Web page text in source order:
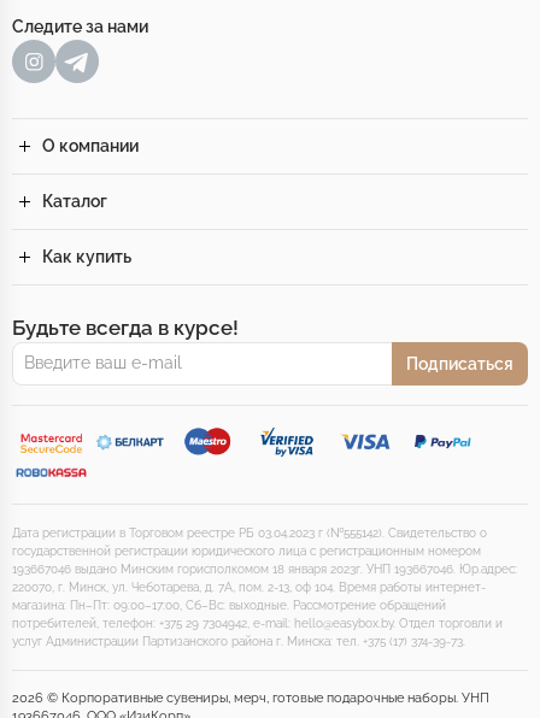
Следите за нами
О компании
Каталог
Как купить
Будьте всегда в курсе!
Подписаться
Дата регистрации в Торговом реестре РБ 03.04.2023 г (№555142). Свидетельство о
государственной регистрации юридического лица с регистрационным номером
193667046 выдано Минским горисполкомом 18 января 2023г. УНП 193667046. Юр.адрес:
220070, г. Минск, ул. Чеботарева, д. 7А, пом. 2-13, оф 104. Время работы интернет-
магазина: Пн–Пт: 09:00–17:00, Сб–Вс: выходные. Рассмотрение обращений
потребителей, телефон: +375 29 7304942, e-mail: hello@easybox.by. Отдел торговли и
услуг Администрации Партизанского района г. Минска: тел. +375 (17) 374-39-73.
2026 © Корпоративные сувениры, мерч, готовые подарочные наборы. УНП